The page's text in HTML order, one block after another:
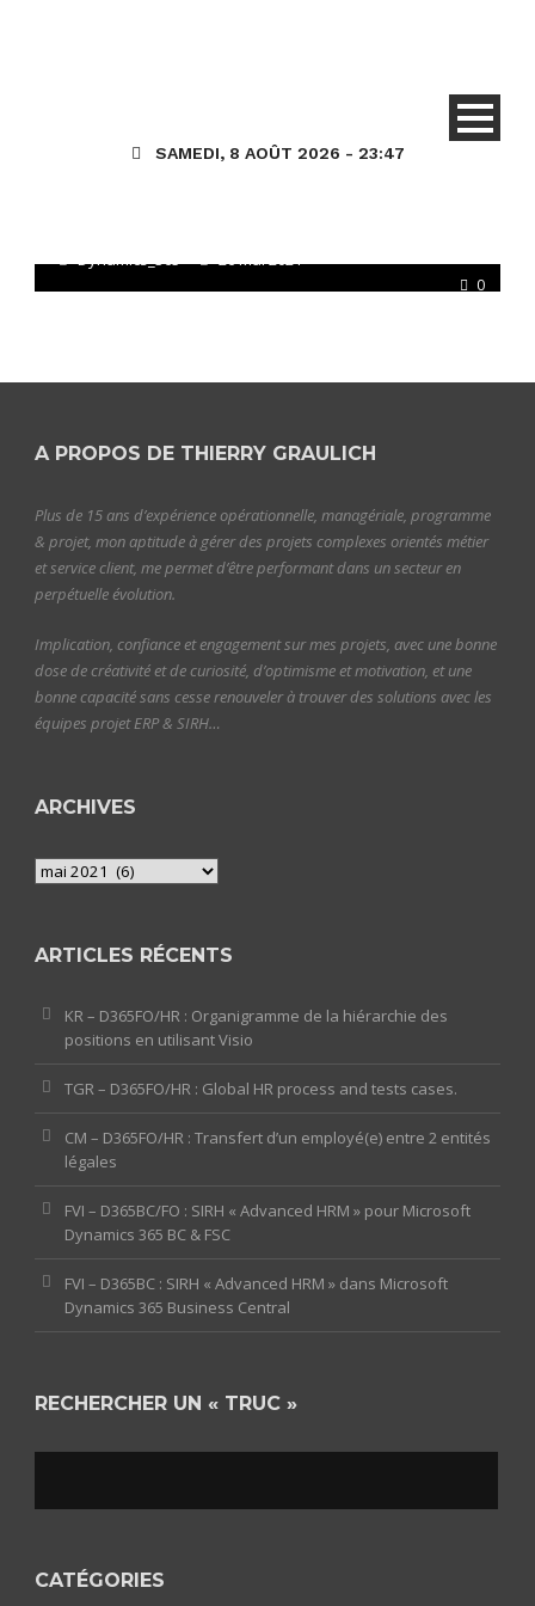
SAMEDI, 8 AOÛT 2026 - 23:47
0
D365HR – Importer en masse les
Dynamics_365 26 Mai 2021
A PROPOS DE THIERRY GRAULICH
Plus de 15 ans d’expérience opérationnelle, managériale, programme
& projet, mon aptitude à gérer des projets complexes orientés métier
et service client, me permet d’être performant dans un secteur en
perpétuelle évolution.
Implication, confiance et engagement sur mes projets, avec une bonne
dose de créativité et de curiosité, d’optimisme et motivation, et une
bonne capacité sans cesse renouveler à trouver des solutions avec les
équipes projet ERP & SIRH…
ARCHIVES
Archives
ARTICLES RÉCENTS
KR – D365FO/HR : Organigramme de la hiérarchie des
positions en utilisant Visio
TGR – D365FO/HR : Global HR process and tests cases.
CM – D365FO/HR : Transfert d’un employé(e) entre 2 entités
légales
FVI – D365BC/FO : SIRH « Advanced HRM » pour Microsoft
Dynamics 365 BC & FSC
FVI – D365BC : SIRH « Advanced HRM » dans Microsoft
Dynamics 365 Business Central
RECHERCHER UN « TRUC »
CATÉGORIES